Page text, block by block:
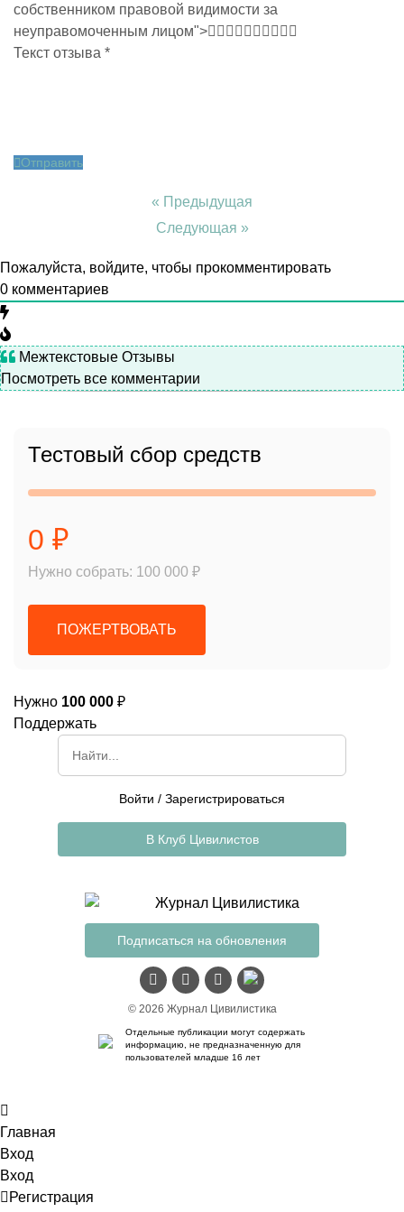
собственником правовой видимости за
неуправомоченным лицом">
Текст отзыва *
Отправить
« Предыдущая
Следующая »
Пожалуйста, войдите, чтобы прокомментировать
0 комментариев
Межтекстовые Отзывы
Посмотреть все комментарии
Тестовый сбор средств
0 ₽
Нужно собрать: 100 000 ₽
ПОЖЕРТВОВАТЬ
Нужно 100 000 ₽
Поддержать
Подписаться на обновления
© 2026 Журнал Цивилистика
Отдельные публикации могут содержать
информацию, не предназначенную для
пользователей младше 16 лет
Войти / Зарегистрироваться
В Клуб Цивилистов
Главная
Вход
Вход
Регистрация